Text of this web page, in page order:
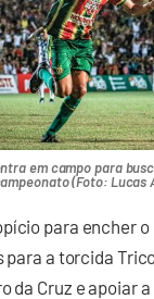
em campo para
(Foto: Lucas
para encher
a torcida
da Cruz e apoiar